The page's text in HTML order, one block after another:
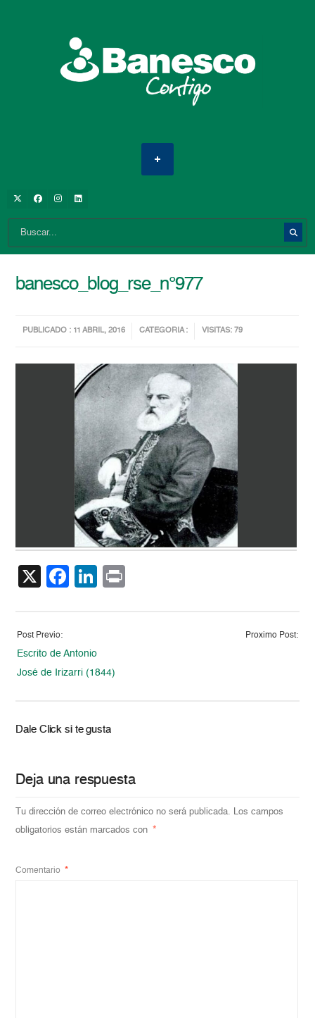
banesco_blog_rse_n°977
PUBLICADO : 11 ABRIL, 2016 CATEGORIA : VISITAS: 79
X Facebook
LinkedIn
Post Previo:
Escrito de Antonio
José de Irizarri (1844)
Proximo Post:
Dale Click si te gusta
Deja una respuesta
Tu dirección de correo electrónico no será publicada. Los campos
obligatorios están marcados con *
Comentario *